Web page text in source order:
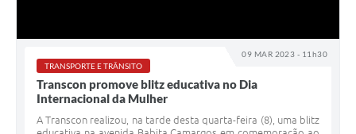
09 MAR 2023 - 11h30
TRANSPORTE E TRÂNSITO
Transcon promove blitz educativa no Dia
Internacional da Mulher
A Transcon realizou, na tarde desta quarta-feira (8), uma blitz